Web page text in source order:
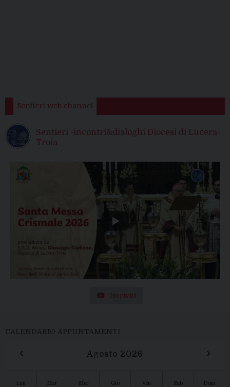
Sentieri web channel
Sentieri -incontri&dialoghi Diocesi di Lucera-
Troia
Iscriviti
CALENDARIO APPUNTAMENTI
‹ Agosto 2026 ›
Lun Mar Mer Gio Ven Sab Dom